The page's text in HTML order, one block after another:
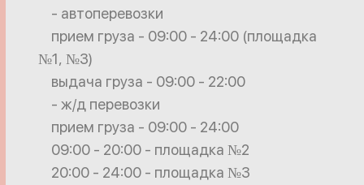
- автоперевозки
прием груза - 09:00 - 24:00 (площадка
№1, №3)
выдача груза - 09:00 - 22:00
- ж/д перевозки
прием груза - 09:00 - 24:00
09:00 - 20:00 - площадка №2
20:00 - 24:00 - площадка №3